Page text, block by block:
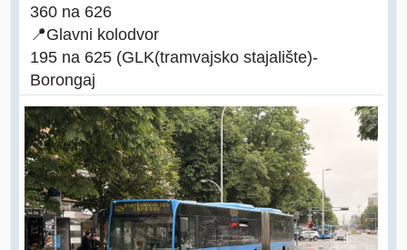
360 na 626
📍Glavni kolodvor
195 na 625 (GLK(tramvajsko stajalište)-
Borongaj